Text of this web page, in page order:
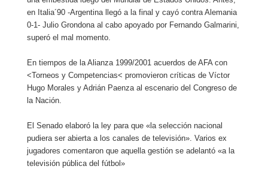
en Italia´90 -Argentina llegó a la final y cayó contra Alemania
0-1- Julio Grondona al cabo apoyado por Fernando Galmarini,
superó el mal momento.
En tiempos de la Alianza 1999/2001 acuerdos de AFA con
<Torneos y Competencias< promovieron críticas de Víctor
Hugo Morales y Adrián Paenza al escenario del Congreso de
la Nación.
El Senado elaboró la ley para que «la selección nacional
pudiera ser abierta a los canales de televisión». Varios ex
jugadores comentaron que aquella gestión se adelantó «a la
televisión pública del fútbol»